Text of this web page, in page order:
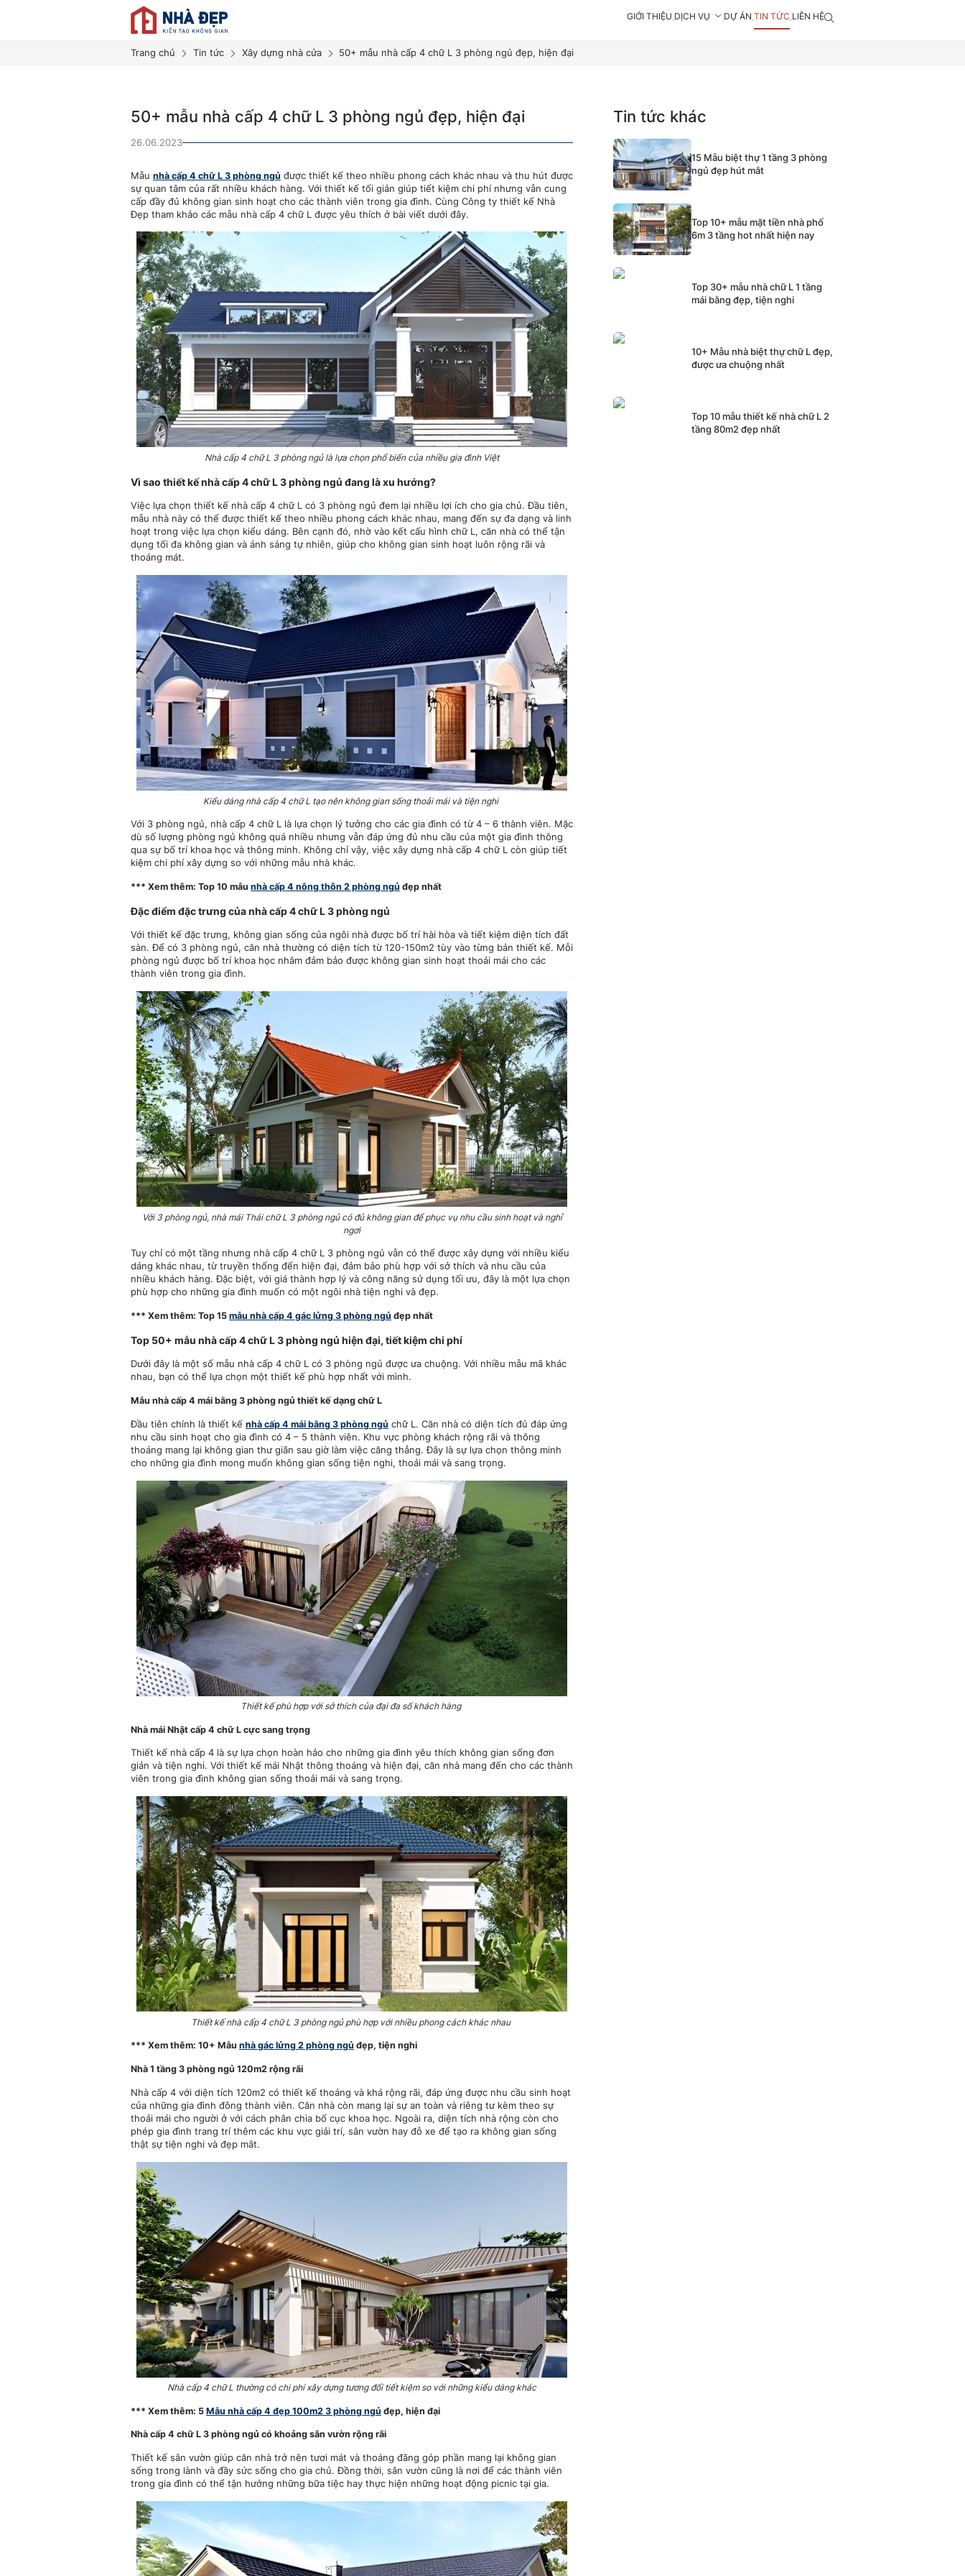
GIỚI THIỆU DỊCH VỤ DỰ ÁN TIN TỨC LIÊN HỆ
Trang chủ Tin tức Xây dựng nhà cửa 50+ mẫu nhà cấp 4 chữ L 3 phòng ngủ đẹp, hiện đại
50+ mẫu nhà cấp 4 chữ L 3 phòng ngủ đẹp, hiện đại
26.06.2023
Mẫu nhà cấp 4 chữ L 3 phòng ngủ được thiết kế theo nhiều phong cách khác nhau và thu hút được
sự quan tâm của rất nhiều khách hàng. Với thiết kế tối giản giúp tiết kiệm chi phí nhưng vẫn cung
cấp đầy đủ không gian sinh hoạt cho các thành viên trong gia đình. Cùng Công ty thiết kế Nhà
Đẹp tham khảo các mẫu nhà cấp 4 chữ L được yêu thích ở bài viết dưới đây.
Nhà cấp 4 chữ L 3 phòng ngủ là lựa chọn phổ biến của nhiều gia đình Việt
Vì sao thiết kế nhà cấp 4 chữ L 3 phòng ngủ đang là xu hướng?
Việc lựa chọn thiết kế nhà cấp 4 chữ L có 3 phòng ngủ đem lại nhiều lợi ích cho gia chủ. Đầu tiên,
mẫu nhà này có thể được thiết kế theo nhiều phong cách khác nhau, mang đến sự đa dạng và linh
hoạt trong việc lựa chọn kiểu dáng. Bên cạnh đó, nhờ vào kết cấu hình chữ L, căn nhà có thể tận
dụng tối đa không gian và ánh sáng tự nhiên, giúp cho không gian sinh hoạt luôn rộng rãi và
thoáng mát.
Kiểu dáng nhà cấp 4 chữ L tạo nên không gian sống thoải mái và tiện nghi
Với 3 phòng ngủ, nhà cấp 4 chữ L là lựa chọn lý tưởng cho các gia đình có từ 4 – 6 thành viên. Mặc
dù số lượng phòng ngủ không quá nhiều nhưng vẫn đáp ứng đủ nhu cầu của một gia đình thông
qua sự bố trí khoa học và thông minh. Không chỉ vậy, việc xây dựng nhà cấp 4 chữ L còn giúp tiết
kiệm chi phí xây dựng so với những mẫu nhà khác.
*** Xem thêm: Top 10 mẫu nhà cấp 4 nông thôn 2 phòng ngủ đẹp nhất
Đặc điểm đặc trưng của nhà cấp 4 chữ L 3 phòng ngủ
Với thiết kế đặc trưng, không gian sống của ngôi nhà được bố trí hài hòa và tiết kiệm diện tích đất
sàn. Để có 3 phòng ngủ, căn nhà thường có diện tích từ 120-150m2 tùy vào từng bản thiết kế. Mỗi
phòng ngủ được bố trí khoa học nhằm đảm bảo được không gian sinh hoạt thoải mái cho các
thành viên trong gia đình.
Với 3 phòng ngủ, nhà mái Thái chữ L 3 phòng ngủ có đủ không gian để phục vụ nhu cầu sinh hoạt và nghỉ
ngơi
Tuy chỉ có một tầng nhưng nhà cấp 4 chữ L 3 phòng ngủ vẫn có thể được xây dựng với nhiều kiểu
dáng khác nhau, từ truyền thống đến hiện đại, đảm bảo phù hợp với sở thích và nhu cầu của
nhiều khách hàng. Đặc biệt, với giá thành hợp lý và công năng sử dụng tối ưu, đây là một lựa chọn
phù hợp cho những gia đình muốn có một ngôi nhà tiện nghi và đẹp.
*** Xem thêm: Top 15 mẫu nhà cấp 4 gác lửng 3 phòng ngủ đẹp nhất
Top 50+ mẫu nhà cấp 4 chữ L 3 phòng ngủ hiện đại, tiết kiệm chi phí
Dưới đây là một số mẫu nhà cấp 4 chữ L có 3 phòng ngủ được ưa chuộng. Với nhiều mẫu mã khác
nhau, bạn có thể lựa chọn một thiết kế phù hợp nhất với mình.
Mẫu nhà cấp 4 mái bằng 3 phòng ngủ thiết kế dạng chữ L
Đầu tiên chính là thiết kế nhà cấp 4 mái bằng 3 phòng ngủ chữ L. Căn nhà có diện tích đủ đáp ứng
nhu cầu sinh hoạt cho gia đình có 4 – 5 thành viên. Khu vực phòng khách rộng rãi và thông
thoáng mang lại không gian thư giãn sau giờ làm việc căng thẳng. Đây là sự lựa chọn thông minh
cho những gia đình mong muốn không gian sống tiện nghi, thoải mái và sang trọng.
Thiết kế phù hợp với sở thích của đại đa số khách hàng
Nhà mái Nhật cấp 4 chữ L cực sang trọng
Thiết kế nhà cấp 4 là sự lựa chọn hoàn hảo cho những gia đình yêu thích không gian sống đơn
giản và tiện nghi. Với thiết kế mái Nhật thông thoáng và hiện đại, căn nhà mang đến cho các thành
viên trong gia đình không gian sống thoải mái và sang trọng.
Thiết kế nhà cấp 4 chữ L 3 phòng ngủ phù hợp với nhiều phong cách khác nhau
*** Xem thêm: 10+ Mẫu nhà gác lửng 2 phòng ngủ đẹp, tiện nghi
Nhà 1 tầng 3 phòng ngủ 120m2 rộng rãi
Nhà cấp 4 với diện tích 120m2 có thiết kế thoáng và khá rộng rãi, đáp ứng được nhu cầu sinh hoạt
của những gia đình đông thành viên. Căn nhà còn mang lại sự an toàn và riêng tư kèm theo sự
thoải mái cho người ở với cách phân chia bố cục khoa học. Ngoài ra, diện tích nhà rộng còn cho
phép gia đình trang trí thêm các khu vực giải trí, sân vườn hay đỗ xe để tạo ra không gian sống
thật sự tiện nghi và đẹp mắt.
Nhà cấp 4 chữ L thường có chi phí xây dựng tương đối tiết kiệm so với những kiểu dáng khác
*** Xem thêm: 5 Mẫu nhà cấp 4 đẹp 100m2 3 phòng ngủ đẹp, hiện đại
Nhà cấp 4 chữ L 3 phòng ngủ có khoảng sân vườn rộng rãi
Thiết kế sân vườn giúp căn nhà trở nên tươi mát và thoáng đãng góp phần mang lại không gian
sống trong lành và đầy sức sống cho gia chủ. Đồng thời, sân vườn cũng là nơi để các thành viên
trong gia đình có thể tận hưởng những bữa tiệc hay thực hiện những hoạt động picnic tại gia.
Tin tức khác
15 Mẫu biệt thự 1 tầng 3 phòng
ngủ đẹp hút mắt
Top 10+ mẫu mặt tiền nhà phố
6m 3 tầng hot nhất hiện nay
Top 30+ mẫu nhà chữ L 1 tầng
mái bằng đẹp, tiện nghi
10+ Mẫu nhà biệt thự chữ L đẹp,
được ưa chuộng nhất
Top 10 mẫu thiết kế nhà chữ L 2
tầng 80m2 đẹp nhất